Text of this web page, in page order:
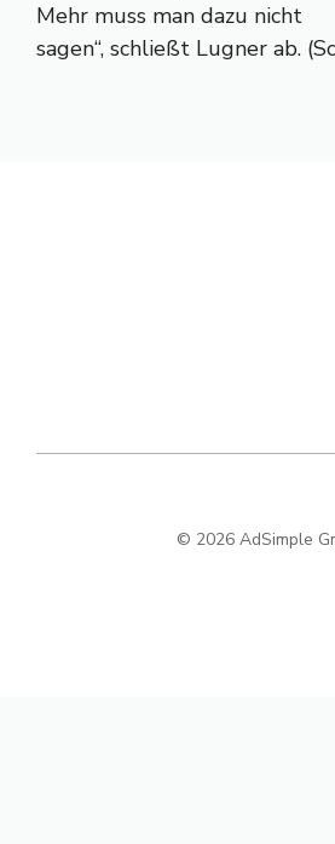
Mehr muss man dazu nicht
sagen“, schließt Lugner ab.
© 2026 AdSimple